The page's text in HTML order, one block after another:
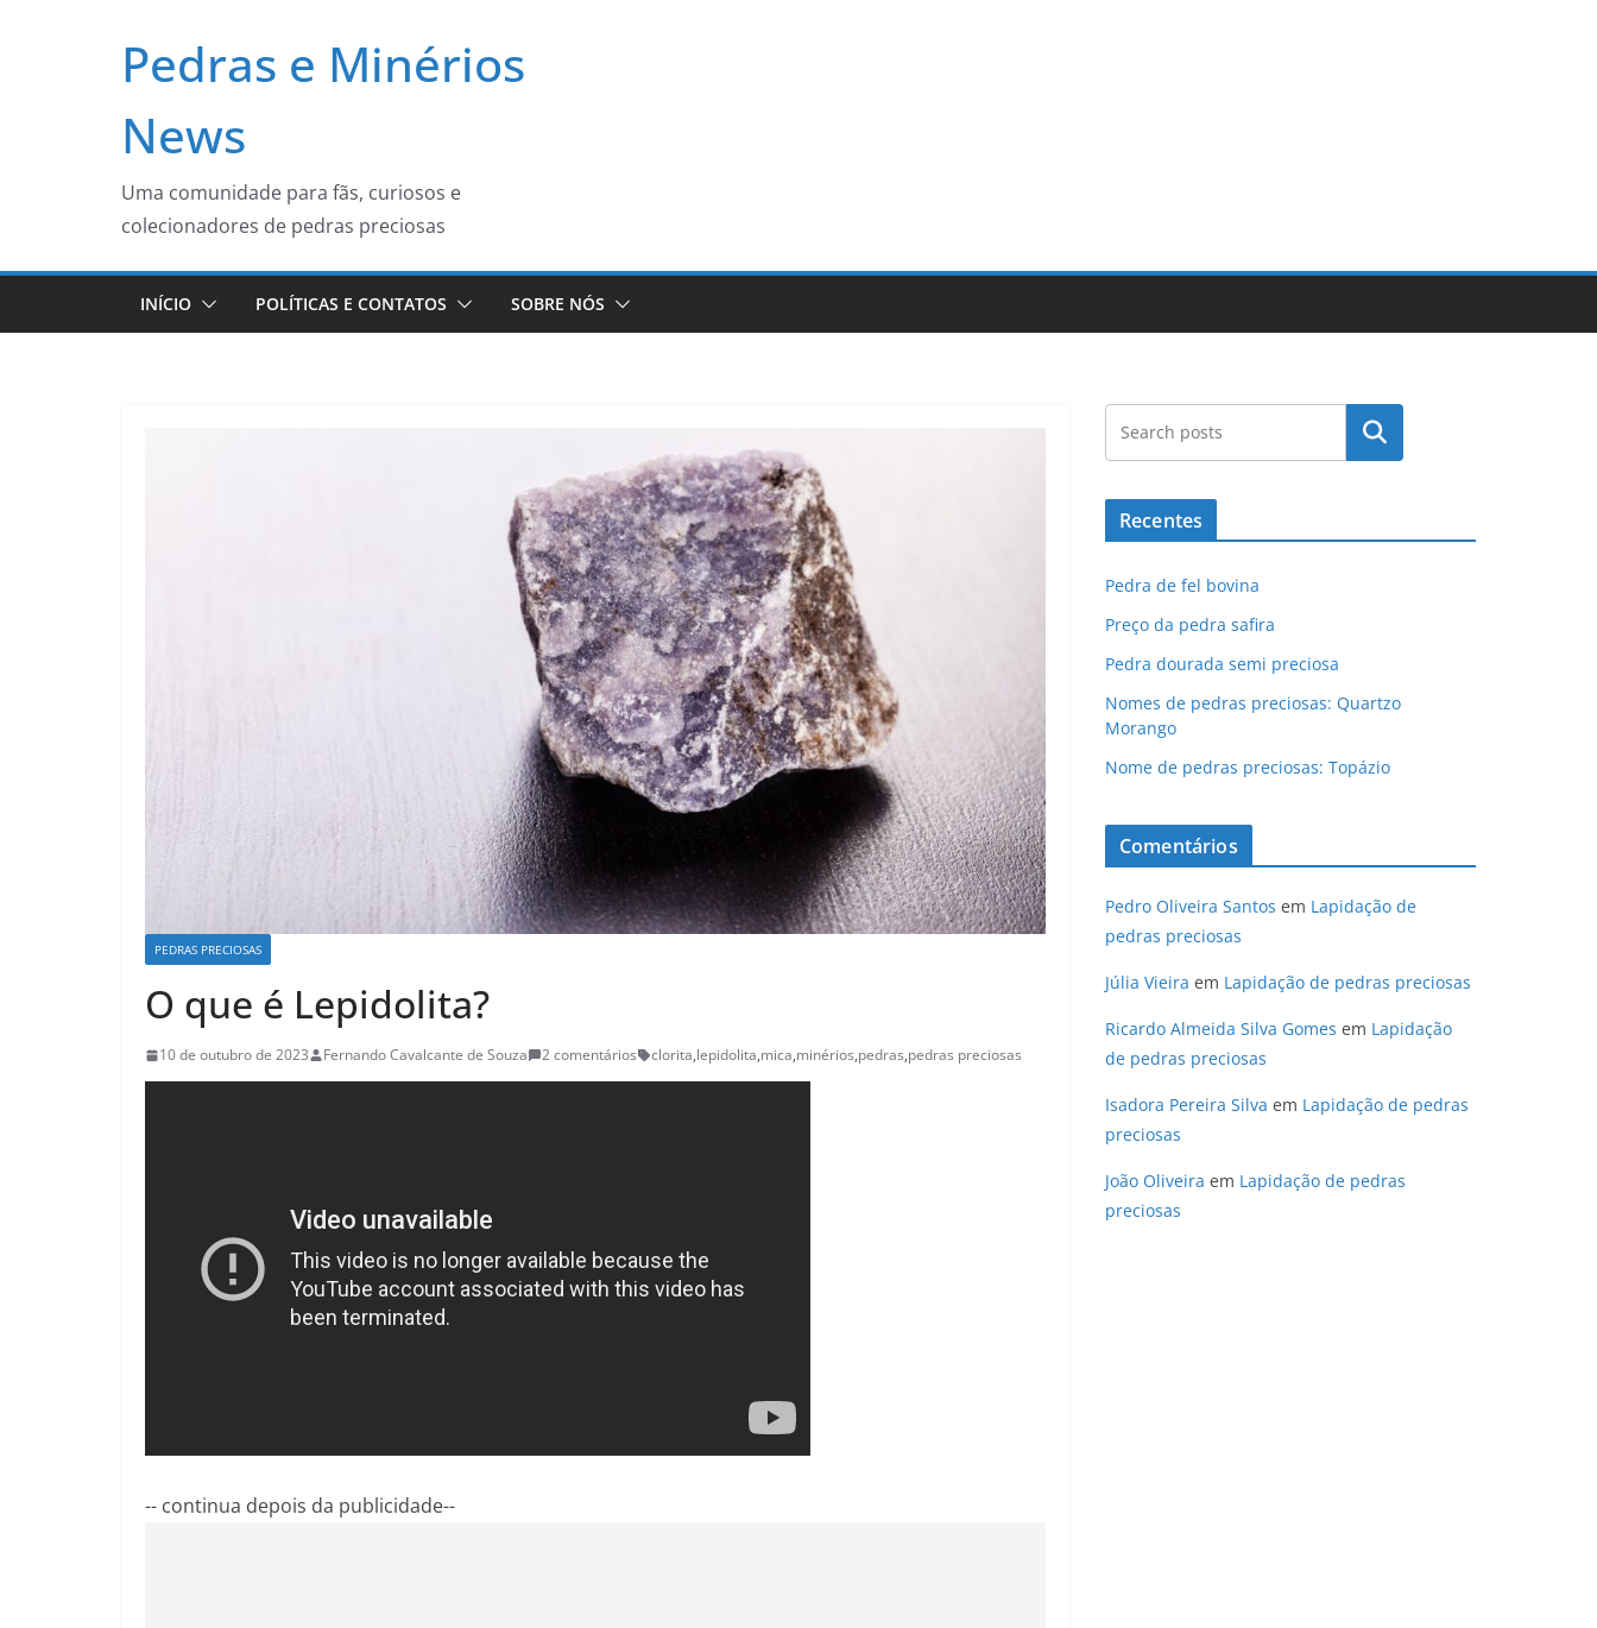
Pedras e Minérios
News
Uma comunidade para fãs, curiosos e
colecionadores de pedras preciosas
INÍCIO POLÍTICAS E CONTATOS SOBRE NÓS
PEDRAS PRECIOSAS
O que é Lepidolita?
10 de outubro de 2023 Fernando Cavalcante de Souza 2 comentários clorita,lepidolita,mica,minérios,pedras,pedras preciosas
-- continua depois da publicidade--
Pesquisar
Recentes
Pedra de fel bovina
Preço da pedra safira
Pedra dourada semi preciosa
Nomes de pedras preciosas: Quartzo
Morango
Nome de pedras preciosas: Topázio
Comentários
Pedro Oliveira Santos em Lapidação de
pedras preciosas
Júlia Vieira em Lapidação de pedras preciosas
Ricardo Almeida Silva Gomes em Lapidação
de pedras preciosas
Isadora Pereira Silva em Lapidação de pedras
preciosas
João Oliveira em Lapidação de pedras
preciosas